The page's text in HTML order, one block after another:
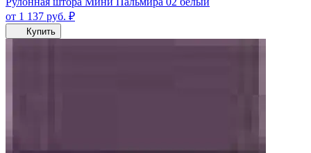
от 1 137 руб. ₽
Купить